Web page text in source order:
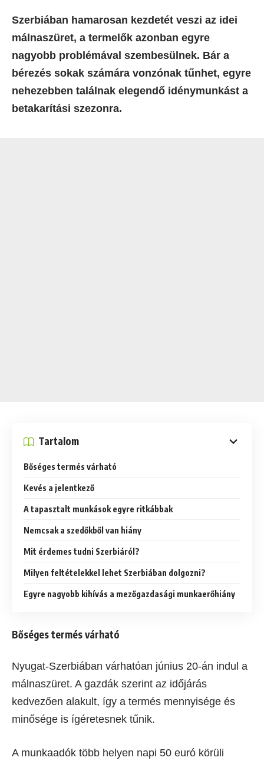
Szerbiában hamarosan kezdetét veszi az idei
málnaszüret, a termelők azonban egyre
nagyobb problémával szembesülnek. Bár a
bérezés sokak számára vonzónak tűnhet, egyre
nehezebben találnak elegendő idénymunkást a
betakarítási szezonra.
Tartalom
Bőséges termés várható
Kevés a jelentkező
A tapasztalt munkások egyre ritkábbak
Nemcsak a szedőkből van hiány
Mit érdemes tudni Szerbiáról?
Milyen feltételekkel lehet Szerbiában dolgozni?
Egyre nagyobb kihívás a mezőgazdasági munkaerőhiány
Bőséges termés várható
Nyugat-Szerbiában várhatóan június 20-án indul a
málnaszüret. A gazdák szerint az időjárás
kedvezően alakult, így a termés mennyisége és
minősége is ígéretesnek tűnik.
A munkaadók több helyen napi 50 euró körüli